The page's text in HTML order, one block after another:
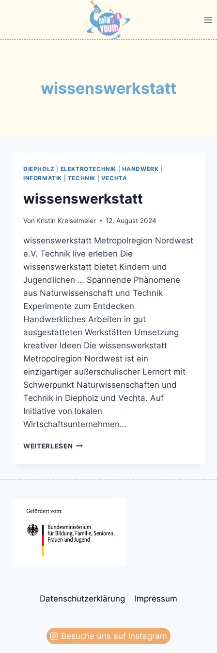
wissenswerkstatt
DIEPHOLZ ELEKTROTECHNIK HANDWERK
INFORMATIK
TECHNIK VECHTA
wissenswerkstatt
Von Kristin Kreiselmeier 12. August 2024
wissenswerkstatt Metropolregion Nordwest
e.V. Technik live erleben Die
wissenswerkstatt bietet Kindern und
Jugendlichen … Spannende Phänomene
aus Naturwissenschaft und Technik
Experimente zum Entdecken
Handwerkliches Arbeiten in gut
ausgestatteten Werkstätten Umsetzung
kreativer Ideen Die wissenswerkstatt
Metropolregion Nordwest ist ein
einzigartiger außerschulischer Lernort mit
Schwerpunkt Naturwissenschaften und
Technik in Diepholz und Vechta. Auf
Initiative von lokalen
Wirtschaftsunternehmen…
WEITERLESEN WISSENSWERKSTATT
Datenschutzerklärung Impressum
Besuche uns auf Instagram